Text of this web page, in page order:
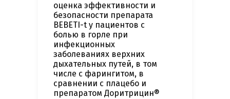
оценка эффективности и
безопасности препарата
BEBETI-t у пациентов с
болью в горле при
инфекционных
заболеваниях верхних
дыхательных путей, в том
числе с фарингитом, в
сравнении с плацебо и
препаратом Доритрицин®